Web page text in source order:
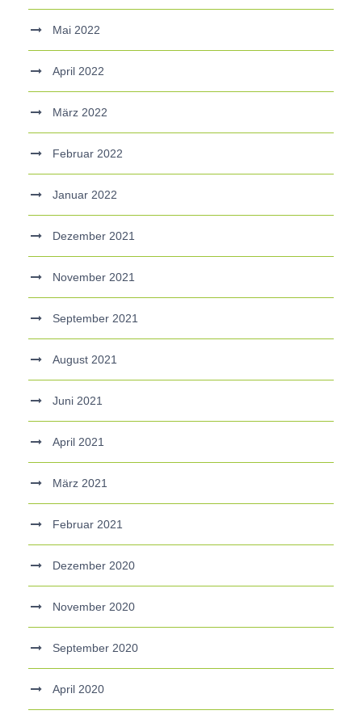
Mai 2022
April 2022
März 2022
Februar 2022
Januar 2022
Dezember 2021
November 2021
September 2021
August 2021
Juni 2021
April 2021
März 2021
Februar 2021
Dezember 2020
November 2020
September 2020
April 2020